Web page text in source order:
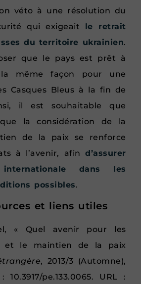
véto à une résolution du
qui exigeait le retrait
du territoire ukrainien.
que le pays est prêt à
la même façon pour une
Casques Bleus à la fin de
il est souhaitable que
la considération de la
de la paix se renforce
à l’avenir, afind’assurer
dans les
possibles.
et liens utiles
« Quel avenir pour les
et le maintien de la paix
, 2013/3 (Automne),
pe.133.0065. URL :